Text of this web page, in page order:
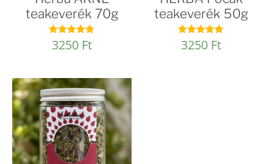
teakeverék 70g
Értékelés:
4.88
3250 Ft
teakeverék 50g
Értékelés:
5.00
3250 Ft